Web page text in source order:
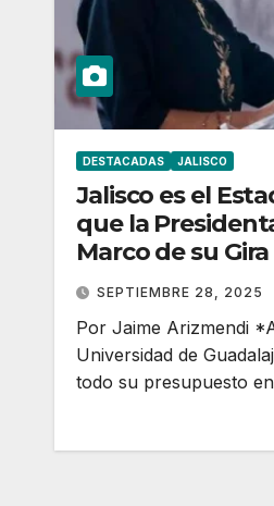
DESTACADAS JALISCO
Jalisco es el
que la
Marco de su
Rendición de
SEPTIEMBRE 28, 2025
Por Jaime Arizmendi
Universidad de
todo su presupuesto